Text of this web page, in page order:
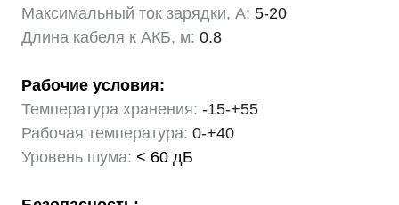
Максимальный ток зарядки, А: 5-20
Длина кабеля к АКБ, м: 0.8
Рабочие условия:
Температура хранения: -15-+55
Рабочая температура: 0-+40
Уровень шума: < 60 дБ